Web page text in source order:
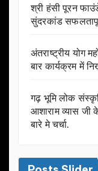
श्री हंसी पूरन
सुंदरकांड
अंतराष्ट्रीय योग
बार कार्यक्रम में
गढ़ भूमि लोक
आशाराम व्यास जी
बारे मे चर्चा.